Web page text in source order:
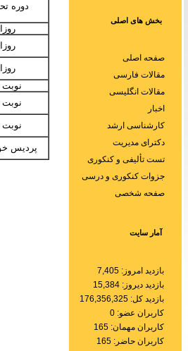
بخش های اصلی
صفحه اصلی
مقالات فارسی
مقالات انگلیسی
اخبار
کارشناسی ارشد
دکترای مدیریت
تست تألیفی و کنکوری
جزوات کنکوری و درسی
صفحه شخصی
آمار سایت
بازدید امروز: 7,405
بازدید دیروز: 15,384
بازدید کل: 176,356,325
کاربران عضو: 0
کاربران مهمان: 165
کاربران حاضر: 165
دوره
نوبت
نوبت
نوبت
پردیس